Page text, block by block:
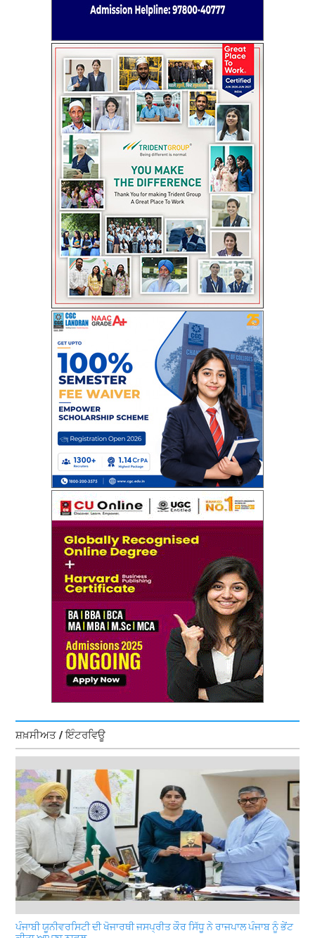
ਸ਼ਖ਼ਸੀਅਤ / ਇੰਟਰਵਿਊ
ਪੰਜਾਬੀ ਯੂਨੀਵਰਸਿਟੀ ਦੀ ਖੋਜਾਰਥੀ ਜਸਪ੍ਰੀਤ ਕੌਰ ਸਿੱਧੂ ਨੇ ਰਾਜਪਾਲ ਪੰਜਾਬ ਨੂੰ ਭੇਂਟ